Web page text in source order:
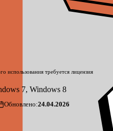
использования требуется лицензия
7, Windows 8
Обновлено:24.04.2026